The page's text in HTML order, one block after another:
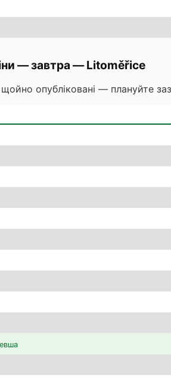
— завтра —Litoměřice
опубліковані — плануйте